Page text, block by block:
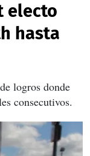
electo
hasta
logros donde
consecutivos.